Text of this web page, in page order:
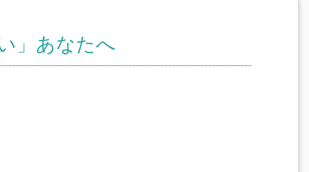
」あなたへ